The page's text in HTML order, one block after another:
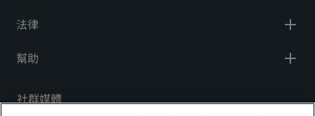
法律
幫助
社群媒體